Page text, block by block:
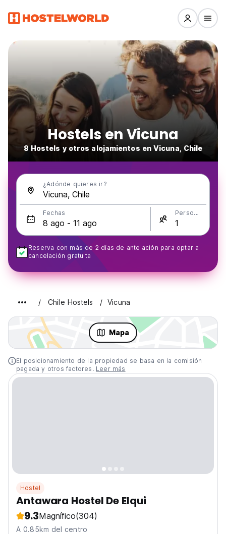
Hostels en Vicuna
8 Hostels y otros alojamientos en Vicuna, Chile
¿Adónde quieres ir?
Fechas Personas
Reserva con más de 2 días de antelación para optar a
cancelación gratuita
Chile Hostels Vicuna
Mapa
El posicionamiento de la propiedad se basa en la comisión
pagada y otros factores. Leer más
Hostel
Antawara Hostel De Elqui
9.3Magnífico(304)
A 0.85km del centro